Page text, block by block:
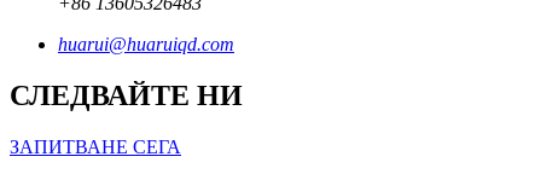
huarui@huaruiqd.com
СЛЕДВАЙТЕ НИ
ЗАПИТВАНЕ СЕГА